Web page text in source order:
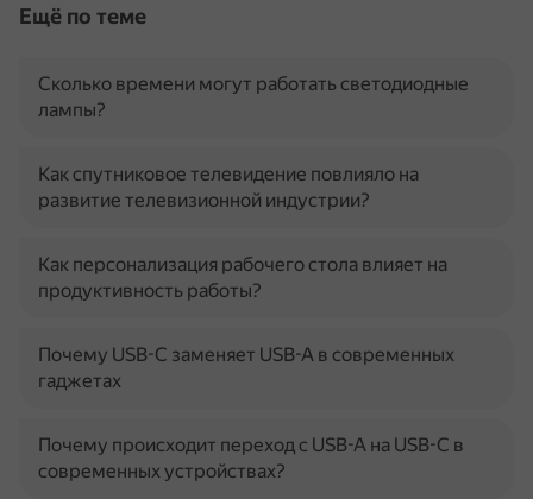
Ещё по теме
Сколько времени могут работать светодиодные
лампы?
Как спутниковое телевидение повлияло на
развитие телевизионной индустрии?
Как персонализация рабочего стола влияет на
продуктивность работы?
Почему USB-C заменяет USB-A в современных
гаджетах
Почему происходит переход с USB-A на USB-C в
современных устройствах?